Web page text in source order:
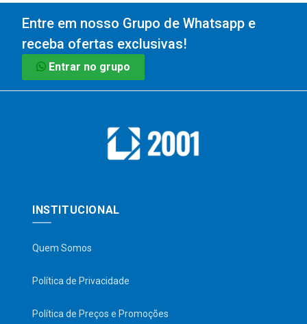
Entre em nosso Grupo de Whatsapp e
receba ofertas exclusivas!
Entrar no grupo
INSTITUCIONAL
Quem Somos
Política de Privacidade
Política de Preços e Promoções